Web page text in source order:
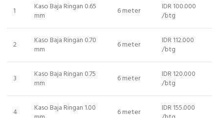
1
Kaso Baja Ringan 0.65
mm
6 meter
IDR 100.000
/btg
2
Kaso Baja Ringan 0.70
mm
6 meter
IDR 112.000
/btg
3
Kaso Baja Ringan 0.75
mm
6 meter
IDR 120.000
/btg
4
Kaso Baja Ringan 1.00
6 meter
IDR 155.000